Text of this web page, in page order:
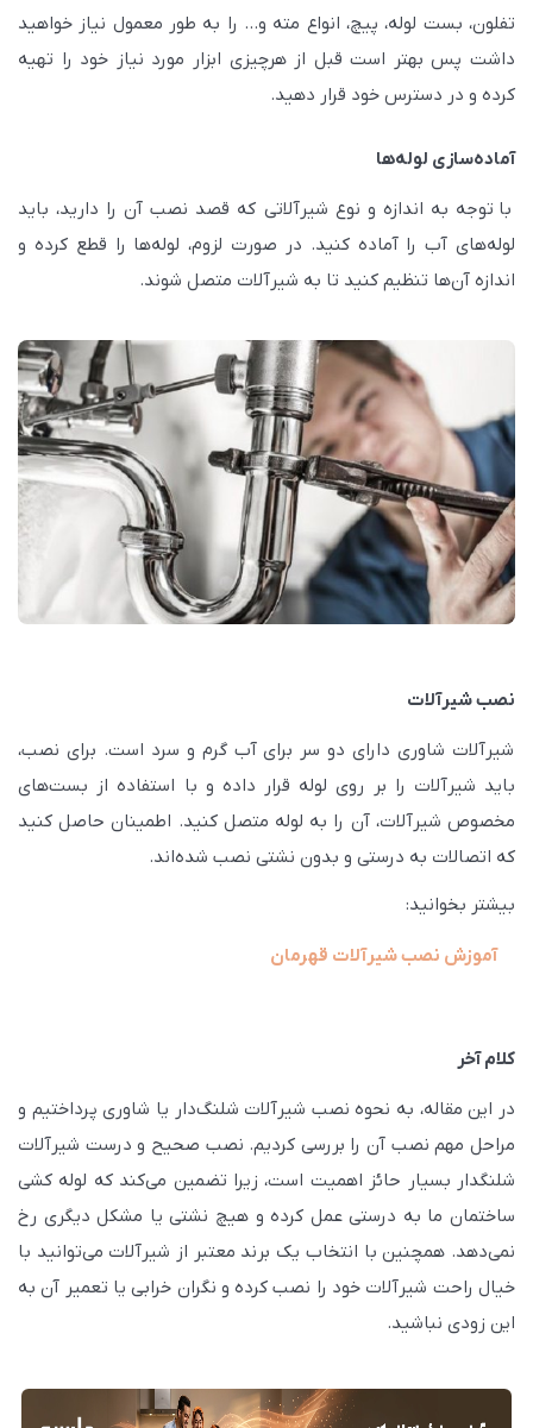
تفلون، بست لوله، پیچ، انواع مته و… را به طور معمول نیاز خواهید
داشت پس بهتر است قبل از هرچیزی ابزار مورد نیاز خود را تهیه
کرده و در دسترس خود قرار دهید.
آماده‌سازی لوله‌ها
با توجه به اندازه و نوع شیرآلاتی که قصد نصب آن را دارید، باید
لوله‌های آب را آماده کنید. در صورت لزوم، لوله‌ها را قطع کرده و
اندازه آن‌ها تنظیم کنید تا به شیرآلات متصل شوند.
نصب شیرآلات
شیرآلات شاوری دارای دو سر برای آب گرم و سرد است. برای نصب،
باید شیرآلات را بر روی لوله قرار داده و با استفاده از بست‌های
مخصوص شیرآلات، آن را به لوله متصل کنید. اطمینان حاصل کنید
که اتصالات به درستی و بدون نشتی نصب شده‌اند.
بیشتر بخوانید:
آموزش نصب شیرآلات قهرمان
کلام آخر
در این مقاله، به نحوه نصب شیرآلات شلنگ‌دار یا شاوری پرداختیم و
مراحل مهم نصب آن را بررسی کردیم. نصب صحیح و درست شیرآلات
شلنگدار بسیار حائز اهمیت است، زیرا تضمین می‌کند که لوله کشی
ساختمان ما به درستی عمل کرده و هیچ نشتی یا مشکل دیگری رخ
نمی‌دهد. همچنین با انتخاب یک برند معتبر از شیرآلات می‌توانید با
خیال راحت شیرآلات خود را نصب کرده و نگران خرابی یا تعمیر آن به
این زودی نباشید.